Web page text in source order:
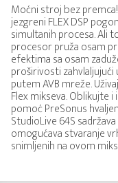
Moćni stroj bez
jezgreni FLEX DSP
simultanih procesa. Ali
procesor pruža osam
efektima sa osam
proširivosti
putem AVB mreže.
Flex mikseva. Oblikujte
pomoć PreSonus
StudioLive 64S
omogućava stvaranje
snimljenih na ovom